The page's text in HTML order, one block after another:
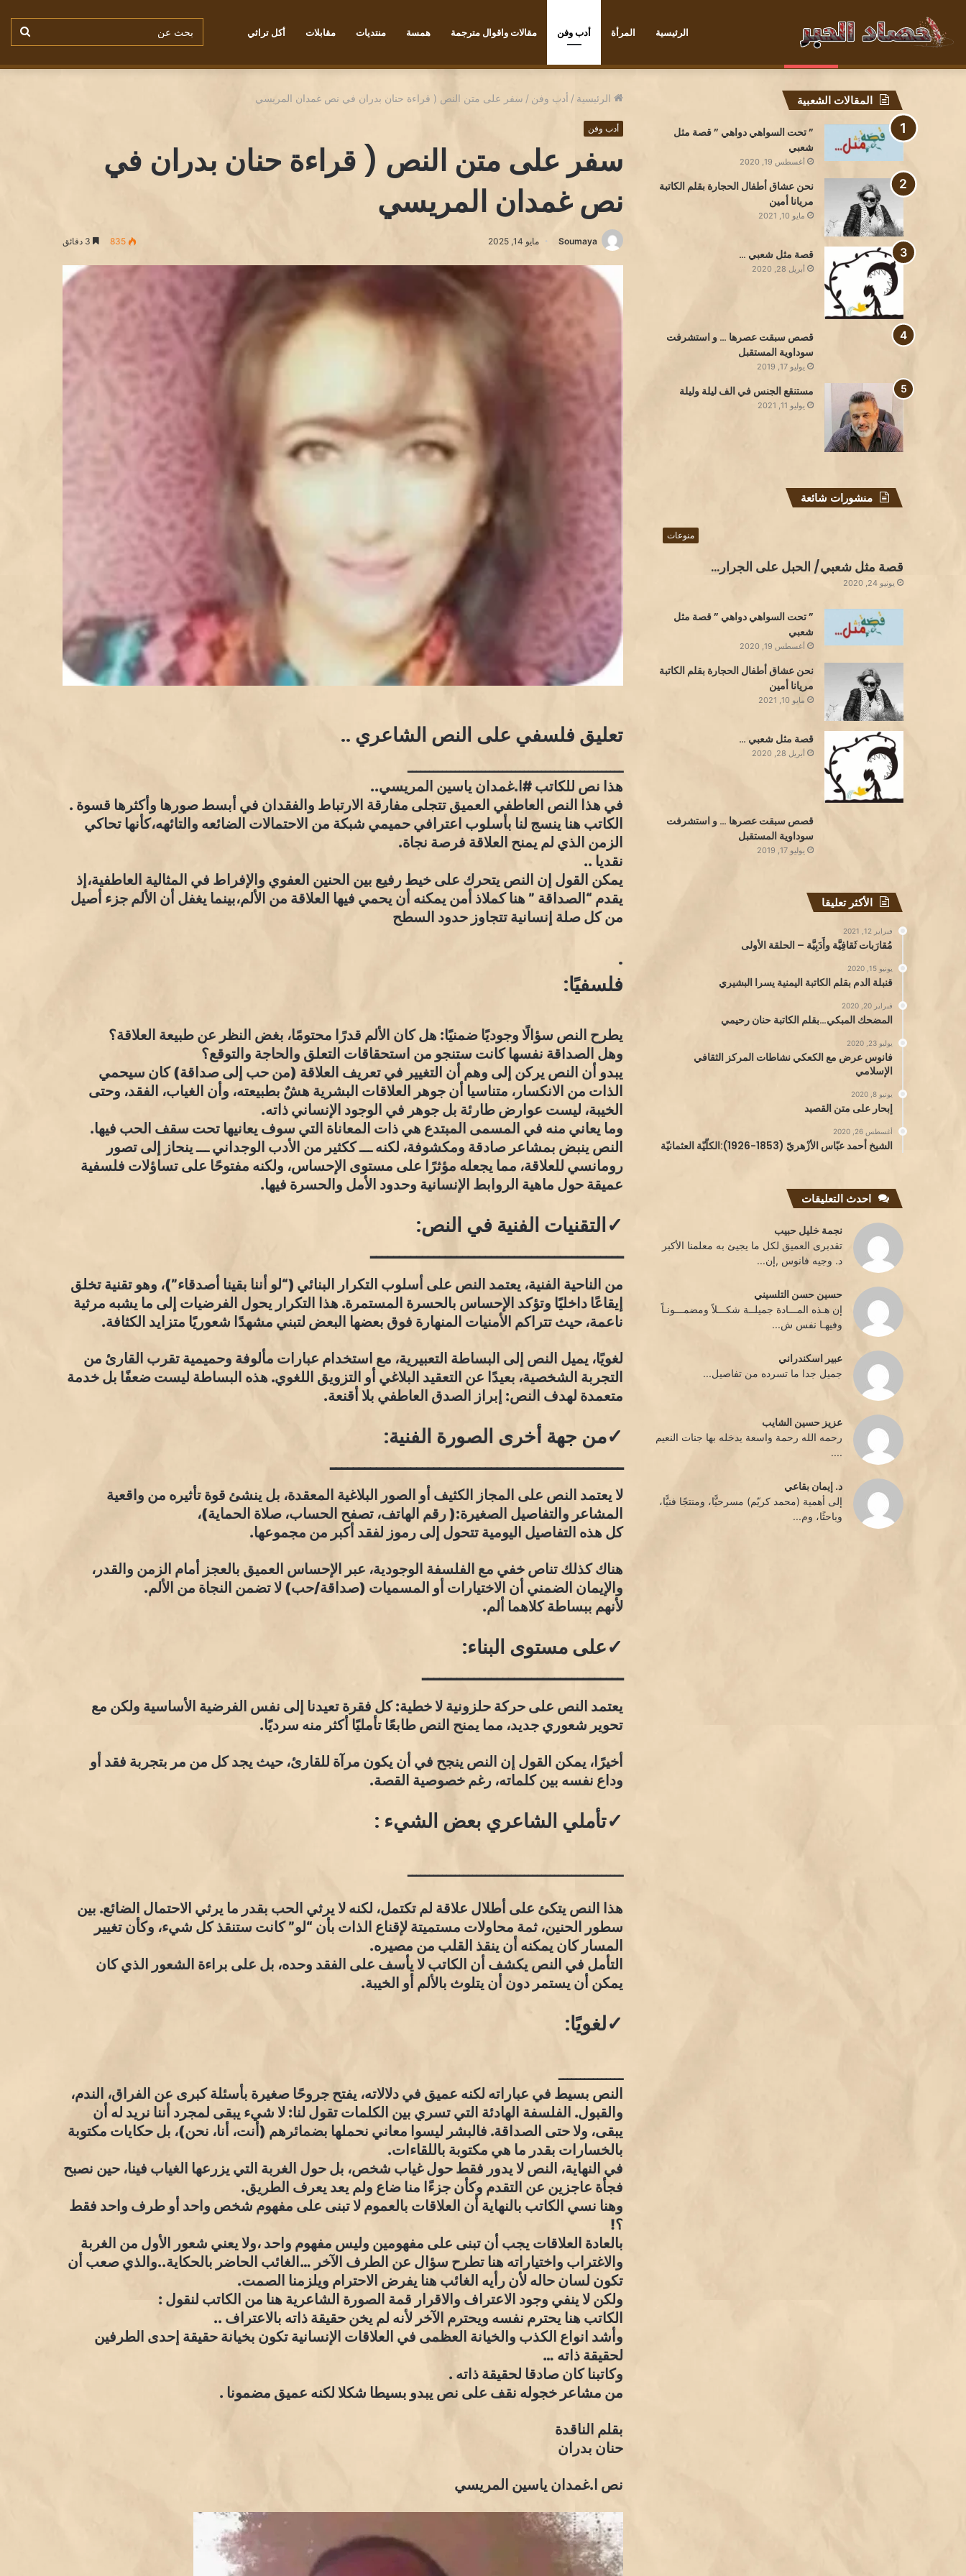
الرئيسية المرأة أدب وفن مقالات واقوال مترجمة همسة منتديات مقابلات أكل تراثي بحث
الرئيسية / أدب وفن / سفر على متن النص ( قراءة حنان بدران في نص غمدان المريسي
أدب وفن
سفر على متن النص ( قراءة حنان بدران في
نص غمدان المريسي
Soumaya مايو 14, 2025 835
تعليق فلسفي على النص الشاعري ..
ــــــــــــــــــــــــــــــــــــــــــــــــــ
هذا نص للكاتب #ا.غمدان ياسين المريسي..
في هذا النص العاطفي العميق تتجلى مفارقة الارتباط والفقدان في أبسط صورها وأكثرها قسوة .
الكاتب هنا ينسج لنا بأسلوب اعترافي حميمي شبكة من الاحتمالات الضائعه والتائهه،كأنها تحاكي
الزمن الذي لم يمنح العلاقة فرصة نجاة.
نقديا ..
يمكن القول إن النص يتحرك على خيط رفيع بين الحنين العفوي والإفراط في المثالية العاطفية،إذ
يقدم “الصداقة ” هنا كملاذ أمن يمكنه أن يحمي فيها العلاقة من الألم،بينما يغفل أن الألم جزء أصيل
من كل صلة إنسانية تتجاوز حدود السطح
.
فلسفيًا:
يطرح النص سؤالًا وجوديًا ضمنيًا: هل كان الألم قدرًا محتومًا، بغض النظر عن طبيعة العلاقة؟
وهل الصداقة نفسها كانت ستنجو من استحقاقات التعلق والحاجة والتوقع؟
يبدو أن النص يركن إلى وهم أن التغيير في تعريف العلاقة (من حب إلى صداقة) كان سيحمي
الذات من الانكسار، متناسيا أن جوهر العلاقات البشرية هشٌ بطبيعته، وأن الغياب، الفقد، وحتى
الخيبة، ليست عوارض طارئة بل جوهر في الوجود الإنساني ذاته.
وما يعاني منه في المسمى المبتدع هي ذات المعاناة التي سوف يعانيها تحت سقف الحب فيها.
النص ينبض بمشاعر صادقة ومكشوفة، لكنه ـــ ككثير من الأدب الوجداني ـــ ينحاز إلى تصور
رومانسي للعلاقة، مما يجعله مؤثرًا على مستوى الإحساس، ولكنه مفتوحًا على تساؤلات فلسفية
عميقة حول ماهية الروابط الإنسانية وحدود الأمل والحسرة فيها.
✓التقنيات الفنية في النص:
ــــــــــــــــــــــــــــــــــــــــــــ
من الناحية الفنية، يعتمد النص على أسلوب التكرار البنائي (“لو أننا بقينا أصدقاء”)، وهو تقنية تخلق
إيقاعًا داخليًا وتؤكد الإحساس بالحسرة المستمرة. هذا التكرار يحول الفرضيات إلى ما يشبه مرثية
ناعمة، حيث تتراكم الأمنيات المنهارة فوق بعضها البعض لتبني مشهدًا شعوريًا متزايد الكثافة.
لغويًا، يميل النص إلى البساطة التعبيرية، مع استخدام عبارات مألوفة وحميمية تقرب القارئ من
التجربة الشخصية، بعيدًا عن التعقيد البلاغي أو التزويق اللغوي. هذه البساطة ليست ضعفًا بل خدمة
متعمدة لهدف النص: إبراز الصدق العاطفي بلا أقنعة.
✓من جهة أخرى الصورة الفنية:
ـــــــــــــــــــــــــــــــــــــــــــــــــــ
لا يعتمد النص على المجاز الكثيف أو الصور البلاغية المعقدة، بل ينشئ قوة تأثيره من واقعية
المشاعر والتفاصيل الصغيرة:( رقم الهاتف، تصفح الحساب، صلاة الحماية)،
كل هذه التفاصيل اليومية تتحول إلى رموز لفقد أكبر من مجموعها.
هناك كذلك تناص خفي مع الفلسفة الوجودية، عبر الإحساس العميق بالعجز أمام الزمن والقدر،
والإيمان الضمني أن الاختيارات أو المسميات (صداقة/حب) لا تضمن النجاة من الألم.
لأنهم ببساطة كلاهما ألم.
✓على مستوى البناء:
ـــــــــــــــــــــــــــــــــــ
يعتمد النص على حركة حلزونية لا خطية: كل فقرة تعيدنا إلى نفس الفرضية الأساسية ولكن مع
تحوير شعوري جديد، مما يمنح النص طابعًا تأمليًا أكثر منه سرديًا.
أخيرًا، يمكن القول إن النص ينجح في أن يكون مرآة للقارئ، حيث يجد كل من مر بتجربة فقد أو
وداع نفسه بين كلماته، رغم خصوصية القصة.
✓تأملي الشاعري بعض الشيء :
ــــــــــــــــــــــــــــــــــــــــــــــــــ
هذا النص يتكئ على أطلال علاقة لم تكتمل، لكنه لا يرثي الحب بقدر ما يرثي الاحتمال الضائع. بين
سطور الحنين، ثمة محاولات مستميتة لإقناع الذات بأن “لو” كانت ستنقذ كل شيء، وكأن تغيير
المسار كان يمكنه أن ينقذ القلب من مصيره.
التأمل في النص يكشف أن الكاتب لا يأسف على الفقد وحده، بل على براءة الشعور الذي كان
يمكن أن يستمر دون أن يتلوث بالألم أو الخيبة.
✓لغويًا:
ـــــــــــــــ
النص بسيط في عباراته لكنه عميق في دلالاته، يفتح جروحًا صغيرة بأسئلة كبرى عن الفراق، الندم،
والقبول. الفلسفة الهادئة التي تسري بين الكلمات تقول لنا: لا شيء يبقى لمجرد أننا نريد له أن
يبقى، ولا حتى الصداقة. فالبشر ليسوا معاني نحملها بضمائرهم (أنت، أنا، نحن)، بل حكايات مكتوبة
بالخسارات بقدر ما هي مكتوبة باللقاءات.
في النهاية، النص لا يدور فقط حول غياب شخص، بل حول الغربة التي يزرعها الغياب فينا، حين نصبح
فجأة عاجزين عن التقدم وكأن جزءًا منا ضاع ولم يعد يعرف الطريق.
وهنا نسي الكاتب بالنهاية أن العلاقات بالعموم لا تبنى على مفهوم شخص واحد أو طرف واحد فقط
؟!
بالعادة العلاقات يجب أن تبنى على مفهومين وليس مفهوم واحد ،ولا يعني شعور الأول من الغربة
والاغتراب واختياراته هنا تطرح سؤال عن الطرف الآخر …الغائب الحاضر بالحكاية..والذي صعب أن
تكون لسان حاله لأن رأيه الغائب هنا يفرض الاحترام ويلزمنا الصمت.
ولكن لا ينفي وجود الاعتراف والاقرار قمة الصورة الشاعرية هنا من الكاتب لنقول :
الكاتب هنا يحترم نفسه ويحترم الآخر لأنه لم يخن حقيقة ذاته بالاعتراف ..
وأشد انواع الكذب والخيانة العظمى في العلاقات الإنسانية تكون بخيانة حقيقة إحدى الطرفين
لحقيقة ذاته …
وكاتبنا كان صادقا لحقيقة ذاته .
من مشاعر خجوله نقف على نص يبدو بسيطا شكلا لكنه عميق مضمونا .
بقلم الناقدة
حنان بدران
نص ا.غمدان ياسين المريسي
المقالات الشعبية
” تحت السواهي دواهي ” قصة مثل
شعبي
أغسطس 19, 2020
نحن عشاق أطفال الحجارة بقلم الكاتبة
مريانا أمين
مايو 10, 2021
قصة مثل شعبي …
أبريل 28, 2020
قصص سبقت عصرها … و استشرفت
سوداوية المستقبل
يوليو 17, 2019
مستنقع الجنس في الف ليلة وليلة
يوليو 11, 2021
منشورات شائعة
منوعات
قصة مثل شعبي/ الحبل على الجرار…
يونيو 24, 2020
” تحت السواهي دواهي ” قصة مثل
شعبي
أغسطس 19, 2020
نحن عشاق أطفال الحجارة بقلم الكاتبة
مريانا أمين
مايو 10, 2021
قصة مثل شعبي …
أبريل 28, 2020
قصص سبقت عصرها … و استشرفت
سوداوية المستقبل
يوليو 17, 2019
الأكثر تعليقا
فبراير 12, 2021
مُقارَبات ثَقافِيَّة وأَدَبِيَّة – الحلقة الأولى
يونيو 15, 2020
قنبلة الدم بقلم الكاتبة اليمنية يسرا البشيري
فبراير 20, 2020
المضحك المبكي…بقلم الكاتبة حنان رحيمي
يوليو 23, 2020
فانوس عرض مع الكعكي نشاطات المركز الثقافي
الإسلامي
يونيو 8, 2020
إبحار على متن القصيد
أغسطس 26, 2020
الشيخ أحمد عبّاس الأزْهريّ (1853-1926):الكلّيّة العثمانيّة
احدث التعليقات
نجمة خليل حبيب
تقدبرى العميق لكل ما يجيئ به معلمنا الأكبر
د. وجيه فانوس ,إن...
حسين حسن التلسيني
إن هـذه المـــادة جميلــة شكـــلاً ومضمـــونـاً
وفيهـا نفس ش...
عبير اسكندراني
جميل جدا ما تسرده من تفاصيل...
عزيز حسين الشايب
رحمه الله رحمة واسعة يدخله بها جنات النعيم
....
د. إيمان بقاعي
إلى أهمية (محمد كريّم) مسرحيًّا، ومنتجًا فنيًّا،
وباحثًا، وم...